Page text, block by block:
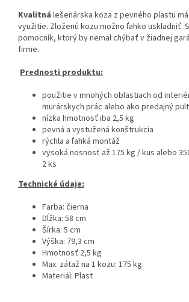
Kvalitná lešenárska koza z pevného plastu
využitie. Zloženú kozu možno ľahko uskladniť.
pomocník, ktorý by nemal chýbať v žiadnej
firme.
Prednosti produktu:
použitie v mnohých oblastiach od
murárskych prác alebo ako predajný pult
nízka hmotnosť iba 2,5 kg
pevná a vystužená konštrukcia
rýchla a ľahká montáž
vysoká nosnosť až 175 kg / kus alebo
2 ks
Technické údaje:
Farba: čierna
Dĺžka: 58 cm
Šírka: 5 cm
Výška: 79,3 cm
Hmotnosť 2,5 kg
Max. zátaž na 1 kozu: 175 kg.
Materiál: Plast